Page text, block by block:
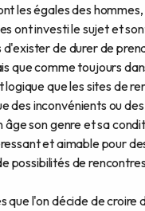
les égales des
ont investi le sujet et
de durer de
que comme toujours
logique que les sites de
des inconvénients ou
son genre et sa
et aimable pour
possibilités de
que l'on décide de